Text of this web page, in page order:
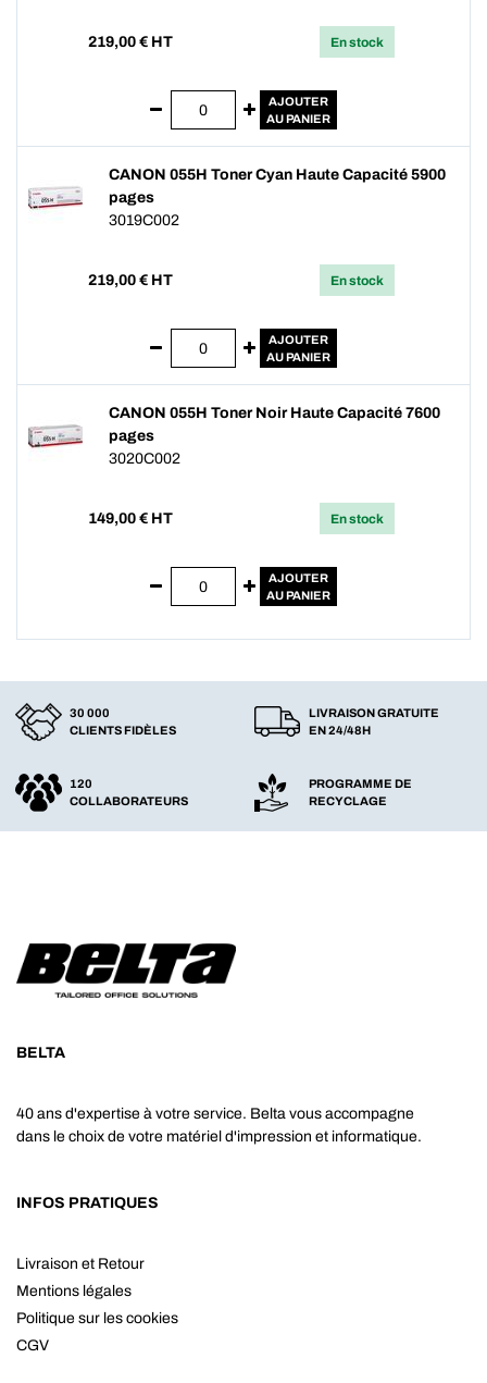
219,00 € HT En stock
AJOUTER
AU PANIER
CANON 055H Toner Cyan Haute Capacité 5900
pages
3019C002
219,00 € HT En stock
AJOUTER
AU PANIER
CANON 055H Toner Noir Haute Capacité 7600
pages
3020C002
149,00 € HT En stock
AJOUTER
AU PANIER
30 000
CLIENTS FIDÈLES
LIVRAISON GRATUITE
EN 24/48H
120
COLLABORATEURS
PROGRAMME DE
RECYCLAGE
BELTA
40 ans d'expertise à votre service. Belta vous accompagne
dans le choix de votre matériel d'impression et informatique.
INFOS PRATIQUES
Livraison et Retour
Mentions légales
Politique sur les cookies
CGV